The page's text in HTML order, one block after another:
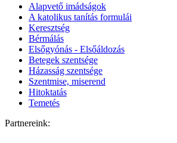
Alapvető imádságok
A katolikus tanítás formulái
Keresztség
Bérmálás
Elsőgyónás - Elsőáldozás
Betegek szentsége
Házasság szentsége
Szentmise, miserend
Hitoktatás
Temetés
Partnereink: